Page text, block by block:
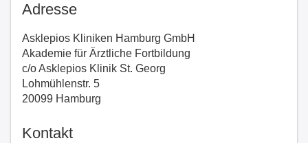
Adresse
Asklepios Kliniken Hamburg GmbH
Akademie für Ärztliche Fortbildung
c/o Asklepios Klinik St. Georg
Lohmühlenstr. 5
20099 Hamburg
Kontakt